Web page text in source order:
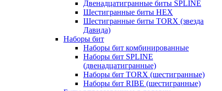
Двенадцатигранные биты SPLINE
Шестигранные биты HEX
Шестигранные биты TORX (звезда
Давида)
Наборы бит
Наборы бит комбинированные
Наборы бит SPLINE
(двенадцатигранные)
Наборы бит TORX (шестигранные)
Наборы бит RIBE (шестигранные)